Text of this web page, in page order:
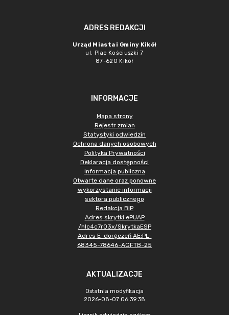
ADRES REDAKCJI
Urząd Miasta i Gminy Kikół
ul. Plac Kościuszki 7
87-620 Kikół
INFORMACJE
Mapa strony
Rejestr zmian
Statystyki odwiedzin
Ochrona danych osobowych
Polityka Prywatności
Deklaracja dostępności
Informacja publiczna
Otwarte dane oraz ponowne
wykorzystanie informacji
sektora publicznego
Redakcja BIP
Adres skrytki ePUAP
/hlc4c7r03x/SkrytkaESP
Adres E-doręczeń AE:PL-
68345-78646-AGFTB-25
AKTUALIZACJE
Ostatnia modyfikacja
2026-08-07 06:39:38